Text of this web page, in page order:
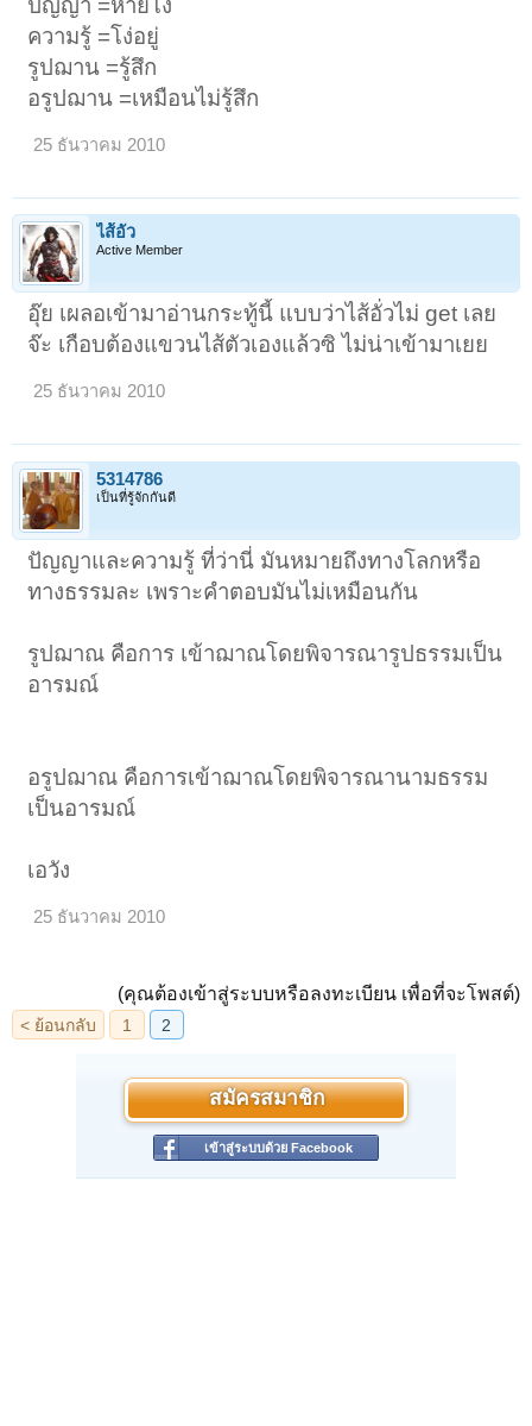
ปัญญา =หายโง่
ความรู้ =โง่อยู่
รูปฌาน =รู้สึก
อรูปฌาน =เหมือนไม่รู้สึก
25 ธันวาคม 2010
ไส้อั่ว
Active Member
อุ๊ย เผลอเข้ามาอ่านกระทู้นี้ แบบว่าไส้อั่วไม่ get เลย
จ๊ะ เกือบต้องแขวนไส้ตัวเองแล้วซิ ไม่น่าเข้ามาเยย
25 ธันวาคม 2010
5314786
เป็นที่รู้จักกันดี
ปัญญาและความรู้ ที่ว่านี่ มันหมายถึงทางโลกหรือ
ทางธรรมละ เพราะคำตอบมันไม่เหมือนกัน
รูปฌาณ คือการ เข้าฌาณโดยพิจารณารูปธรรมเป็น
อารมณ์
อรูปฌาณ คือการเข้าฌาณโดยพิจารณานามธรรม
เป็นอารมณ์
เอวัง
25 ธันวาคม 2010
(คุณต้องเข้าสู่ระบบหรือลงทะเบียน เพื่อที่จะโพสต์)
สมัครสมาชิก
เข้าสู่ระบบด้วย Facebook